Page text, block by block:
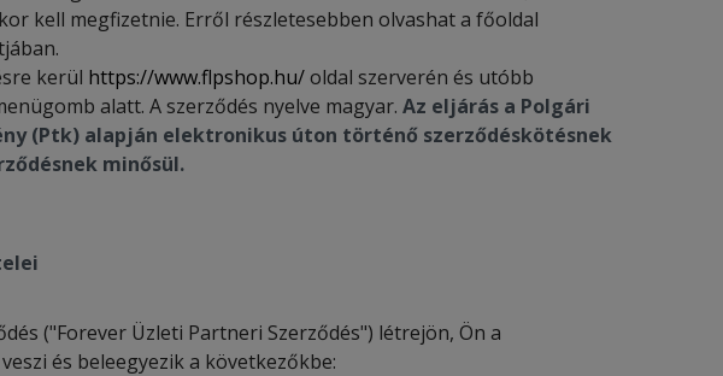
kell megfizetnie. Erről részletesebben olvashat a főoldal
kerül https://www.flpshop.hu/oldal szerverén és utóbb
alatt. A szerződés nyelve magyar. Az eljárás a Polgári
(Ptk) alapján elektronikus úton történő szerződéskötésnek
minősül.
("Forever Üzleti Partneri Szerződés") létrejön, Ön a
és beleegyezik a következőkbe: